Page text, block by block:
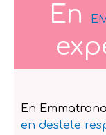
En
En
en destete